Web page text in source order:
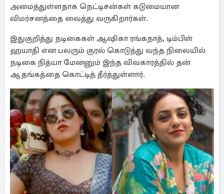
அமைத்துள்ளதாக நெட்டிசன்கள் கடுமையான
விமர்சனத்தை வைத்து வருகிறார்கள்.
இதுகுறித்து நடிகைகள் ஆஷிகா ரங்கநாத், டிம்பிள்
ஹயாதி என பலரும் குரல் கொடுத்து வந்த நிலையில்
நடிகை நித்யா மேனனும் இந்த விவகாரத்தில் தன்
ஆதங்கத்தை கொட்டித் தீர்த்துள்ளார்.